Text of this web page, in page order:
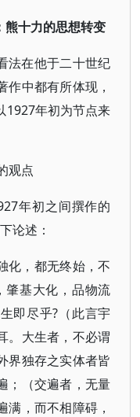
熊十力的思想转变
法在他于二十世纪
中都有所体现，
1927年初为节点来
观点
年初之间撰作的
论述：
化，都无终始，不
肇基大化，品物流
即尽乎?（此言宇
。大生者，不必谓
界独存之实体者皆
；（交遍者，无量
，而不相障碍，